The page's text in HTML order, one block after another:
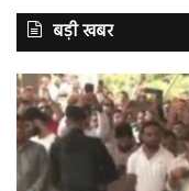
बड़ी खबर